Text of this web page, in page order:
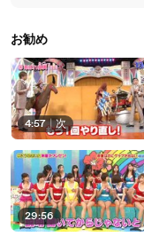
お勧め
4:57 | 次
29:56